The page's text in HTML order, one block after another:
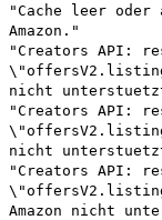
"Cache leer oder
Amazon."
"Creators API:
nicht
"Creators API:
nicht
"Creators API:
Amazon nicht